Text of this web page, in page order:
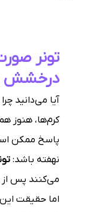
تونر
درخشش
آیا می‌دانید
کرم‌ها، هنوز
پاسخ ممکن
نهفته باشد:
می‌کنند پس
اما حقیقت